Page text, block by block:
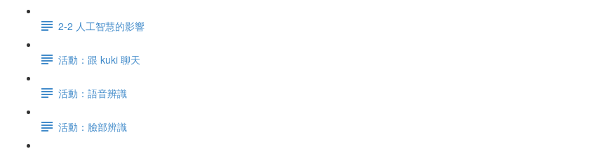
2-2 人工智慧的影響
活動：跟 kuki 聊天
活動：語音辨識
活動：臉部辨識